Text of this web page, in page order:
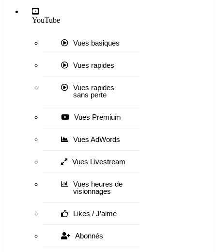
YouTube
Vues basiques
Vues rapides
Vues rapides
sans perte
Vues Premium
Vues AdWords
Vues Livestream
Vues heures de
visionnages
Likes / J’aime
Abonnés